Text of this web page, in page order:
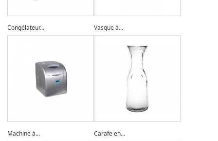
Congélateur... Vasque à...
Machine à... Carafe en...